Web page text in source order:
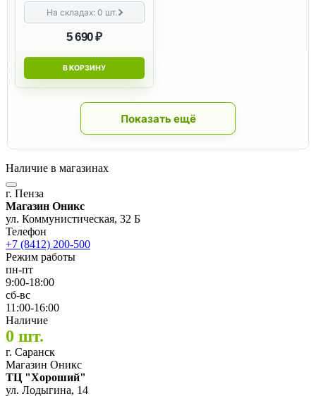
На складах:0 шт.
5 690 ₽
В КОРЗИНУ
Показать ещё
Наличие в магазинах
г. Пенза
Магазин Оникс
ул. Коммунистическая, 32 Б
Телефон
+7 (8412) 200-500
Режим работы
пн-пт
9:00-18:00
сб-вс
11:00-16:00
Наличие
0 шт.
г. Саранск
Магазин Оникс
ТЦ "Хороший"
ул. Лодыгина, 14